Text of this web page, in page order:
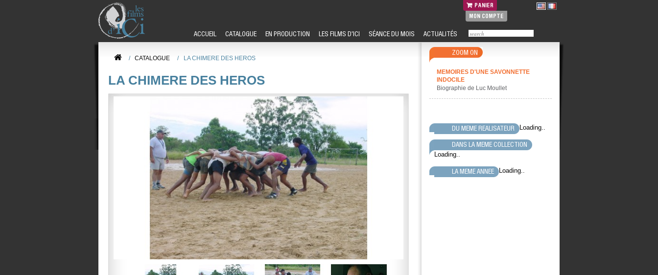
PANIER
MON COMPTE
ACCUEIL CATALOGUE EN PRODUCTION LES FILMS D'ICI SÉANCE DU MOIS ACTUALITÉS
/ CATALOGUE / LA CHIMERE DES HEROS
LA CHIMERE DES HEROS
ZOOM ON
MEMOIRES D'UNE SAVONNETTE
INDOCILE
Biographie de Luc Moullet
DU MEME REALISATEUR Loading..
DANS LA MEME COLLECTION
Loading..
LA MEME ANNEE Loading..